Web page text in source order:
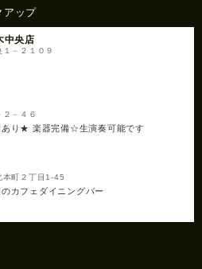
アップ
中央店
－２１０９
－４６
あり★ 楽器完備☆生演奏可能です
本町２丁目1-45
カフェダイニングバー